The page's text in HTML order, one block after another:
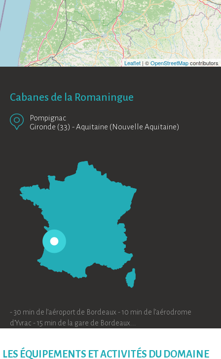
Leaflet| ©OpenStreetMapcontributors
Cabanes de la Romaningue
Pompignac
Gironde (33) -Aquitaine (Nouvelle Aquitaine)
- 30 min de l’aéroport de Bordeaux - 10 min de l’aérodrome
d’Yvrac - 15 min de la gare de Bordeaux...
LES ÉQUIPEMENTS ET ACTIVITÉS DU DOMAINE